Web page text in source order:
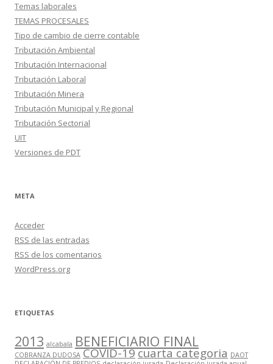
Temas laborales
TEMAS PROCESALES
Tipo de cambio de cierre contable
Tributación Ambiental
Tributación Internacional
Tributación Laboral
Tributación Minera
Tributación Municipal y Regional
Tributación Sectorial
UIT
Versiones de PDT
META
Acceder
RSS de las entradas
RSS de los comentarios
WordPress.org
ETIQUETAS
2013 alcabala BENEFICIARIO FINAL
COBRANZA DUDOSA COVID-19cuarta categoria DAOT